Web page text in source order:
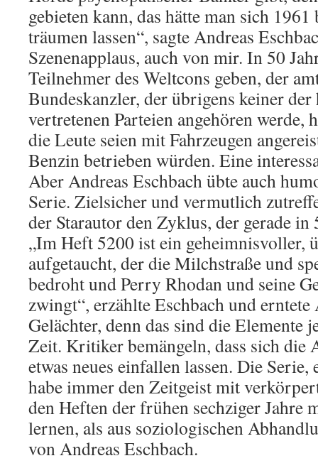
gebieten kann, das hätte man sich
träumen lassen“, sagte Andreas
Szenenapplaus, auch von mir. In 50
Teilnehmer des Weltcons geben, der
Bundeskanzler, der übrigens keiner
vertretenen Parteien angehören werde,
die Leute seien mit Fahrzeugen
Benzin betrieben würden. Eine
Aber Andreas Eschbach übte auch
Serie. Zielsicher und vermutlich
der Starautor den Zyklus, der gerade
„Im Heft 5200 ist ein geheimnisvoller,
aufgetaucht, der die Milchstraße und
bedroht und Perry Rhodan und seine
zwingt“, erzählte Eschbach und
Gelächter, denn das sind die Elemente
Zeit. Kritiker bemängeln, dass sich die
etwas neues einfallen lassen. Die
habe immer den Zeitgeist mit
den Heften der frühen sechziger Jahre
lernen, als aus soziologischen
von Andreas Eschbach.